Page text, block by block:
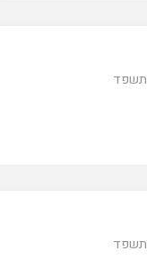
תשפד
תשפד